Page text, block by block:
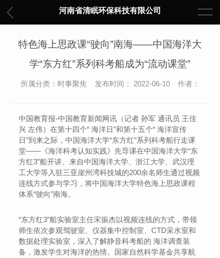
河南省清眠环保科技有限公司
特色海上思政课“驶向”南海——中国海洋大
学“东方红”系列科考船成为“流动课堂”
所属分类：时事聚焦 发布时间： 2022-06-10 作者：
中国教育报-中国教育新闻网讯（记者 孙军 通讯员 王佳
兴 左伟）在第十四个“ 海洋日”和第十五个“ 海洋宣传
日”到来之际，中国海洋大学“东方红”系列科考船行走课
堂——《海洋科考认知实践》先导课在中国海洋大学“东
方红3”船开讲。来自中国海洋大学、浙江大学、武汉理
工大学等入驻三亚崖州湾科技城的200余名师生通过视频
连线方式参与学习，将中国海洋大学特色海上思政课程
体系“驶向”南海。
“东方红3”船实验室主任宋振杰以视频连线的方式，带领
师生依次参观驾驶室、仪器集中控制室、CTD采水室和
数据处理实验室，深入了解静音科考船的 海洋调查装
备，激发学生对海洋的热情。国家自然科学基金共享航